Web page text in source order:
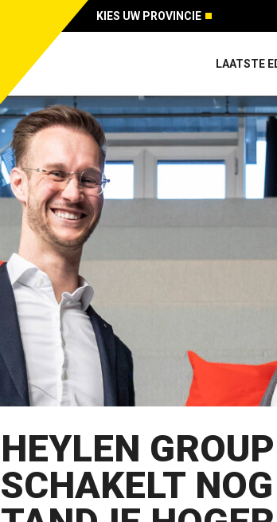
KIES UW PROVINCIE
LAATSTE
HEYLEN GROUP
SCHAKELT